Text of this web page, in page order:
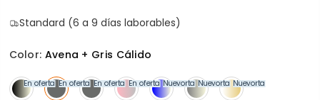
Standard (6 a 9 días laborables)
Color: Avena + Gris Cálido
En oferta En oferta En oferta En oferta En oferta
Nuevo En oferta
Nuevo En oferta
Nuevo